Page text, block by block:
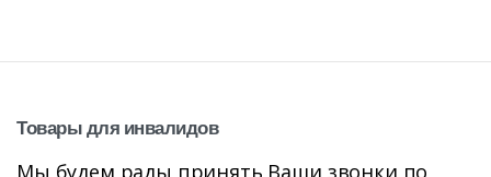
Товарыдля инвалидов